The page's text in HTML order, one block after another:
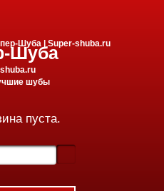
Шуба
шубы
пуста.